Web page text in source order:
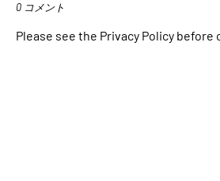
0 コメント
Please see the Privacy Policy before